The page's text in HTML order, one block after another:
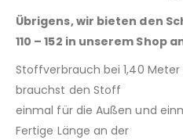
Übrigens, wir bieten den
110 – 152 in unserem Shop
Stoffverbrauch bei 1,40
brauchst den Stoff
einmal für die Außen und
Fertige Länge an der